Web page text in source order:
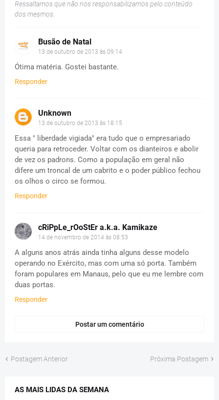
Ressaltamos que não nos responsabilizamos pelo conteúdo
dos mesmos.
Busão de Natal
13 de outubro de 2013 às 09:14
Ótima matéria. Gostei bastante.
Responder
Unknown
13 de outubro de 2013 às 18:15
Essa " liberdade vigiada" era tudo que o empresariado
queria para retroceder. Voltar com os dianteiros e abolir
de vez os padrons. Como a população em geral não
difere um troncal de um cabrito e o poder público fechou
os olhos o circo se formou.
Responder
cRiPpLe_rOoStEr a.k.a. Kamikaze
14 de novembro de 2014 às 08:53
A alguns anos atrás ainda tinha alguns desse modelo
operando no Exército, mas com uma só porta. Também
foram populares em Manaus, pelo que eu me lembre com
duas portas.
Responder
Postar um comentário
Postagem Anterior Próxima Postagem
AS MAIS LIDAS DA SEMANA